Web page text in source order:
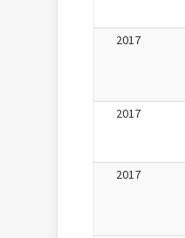
2017
2017
2017